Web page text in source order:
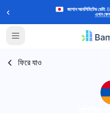
‹ জাপান আনলিমিটেড ডেটা,
এখন
ফিরে যাও